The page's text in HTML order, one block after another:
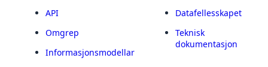
API
Omgrep
Informasjonsmodellar
Datafellesskapet
Teknisk
dokumentasjon